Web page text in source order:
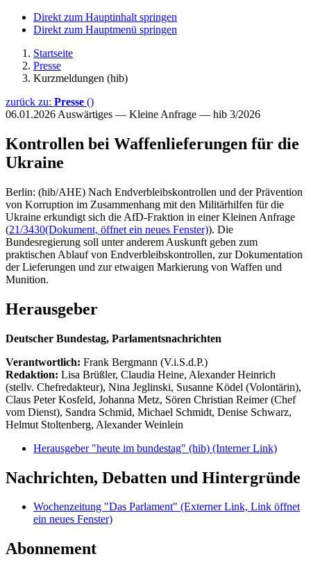
Direkt zum Hauptinhalt springen
Direkt zum Hauptmenü springen
Startseite
Presse
Kurzmeldungen (hib)
zurück zu: Presse ()
06.01.2026 Auswärtiges — Kleine Anfrage — hib 3/2026
Kontrollen bei Waffenlieferungen für die
Ukraine
Berlin: (hib/AHE) Nach Endverbleibskontrollen und der Prävention
von Korruption im Zusammenhang mit den Militärhilfen für die
Ukraine erkundigt sich die AfD-Fraktion in einer Kleinen Anfrage
(21/3430(Dokument, öffnet ein neues Fenster)). Die
Bundesregierung soll unter anderem Auskunft geben zum
praktischen Ablauf von Endverbleibskontrollen, zur Dokumentation
der Lieferungen und zur etwaigen Markierung von Waffen und
Munition.
Herausgeber
Deutscher Bundestag, Parlamentsnachrichten
Verantwortlich: Frank Bergmann (V.i.S.d.P.)
Redaktion: Lisa Brüßler, Claudia Heine, Alexander Heinrich
(stellv. Chefredakteur), Nina Jeglinski, Susanne Ködel (Volontärin),
Claus Peter Kosfeld, Johanna Metz, Sören Christian Reimer (Chef
vom Dienst), Sandra Schmid, Michael Schmidt, Denise Schwarz,
Helmut Stoltenberg, Alexander Weinlein
Herausgeber "heute im bundestag" (hib) (Interner Link)
Nachrichten, Debatten und Hintergründe
Wochenzeitung "Das Parlament" (Externer Link, Link öffnet
ein neues Fenster)
Abonnement